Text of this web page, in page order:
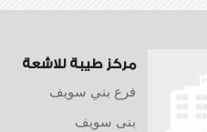
مركز طيبة للاشعة
فرع بني سويف
بنى سويف